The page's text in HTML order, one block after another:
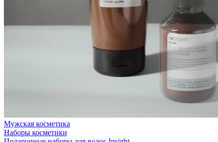
Мужская косметика
Наборы косметики